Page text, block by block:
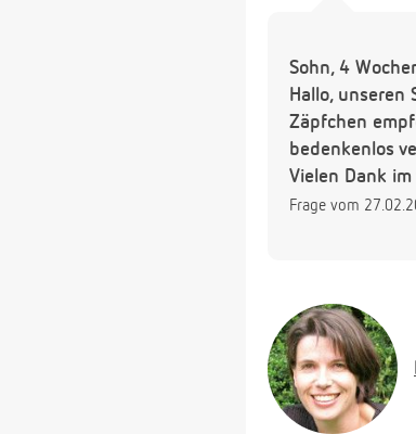
Sohn, 4
Hallo, unseren
Zäpfchen
bedenkenlos
Vielen Dank
Frage vom